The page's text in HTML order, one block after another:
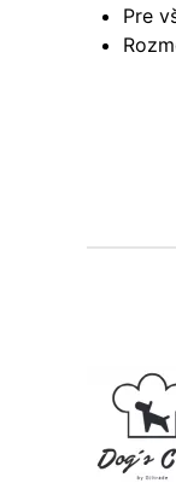
Pre